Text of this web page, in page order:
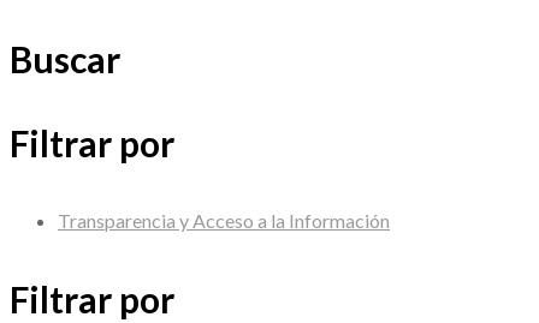
Buscar
Filtrar por
Transparencia y Acceso a la Información
Filtrar por